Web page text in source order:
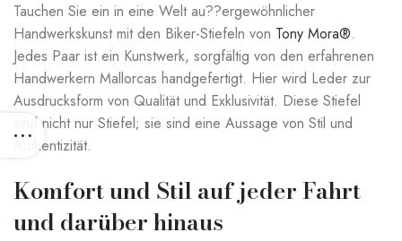
Tauchen Sie ein in eine Welt au??ergewöhnlicher
Handwerkskunst mit den Biker-Stiefeln von Tony Mora®.
Jedes Paar ist ein Kunstwerk, sorgfältig von den erfahrenen
Handwerkern Mallorcas handgefertigt. Hier wird Leder zur
Ausdrucksform von Qualität und Exklusivität. Diese Stiefel
sind nicht nur Stiefel; sie sind eine Aussage von Stil und
Authentizität.
Komfort und Stil auf jeder Fahrt
und darüber hinaus